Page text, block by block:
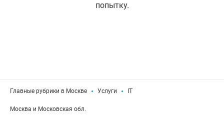
попытку.
Главные рубрики в Москве Услуги IT
Москва и Московская обл.